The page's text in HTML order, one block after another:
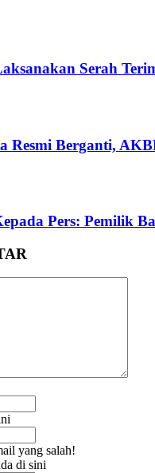
Serah
Resmi Berganti,
Pers: Pemilik
yang salah!
di sini